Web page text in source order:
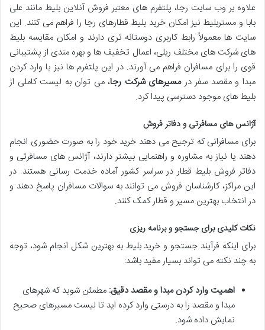
علاوه بر وب سایت رجا، پلتفرم های معتبر فروش آنلاین بلیط مانند علی
بابا و مستربلیط نیز امکان خرید بلیط قطارهای رجا را فراهم می کنند. این
سایت ها معمولاً رابط کاربری دوستانه تری دارند و امکان مقایسه بلیط
های شرکت های مختلف ریلی، اعمال تخفیف ها و بهره مندی از پشتیبانی
قوی را برای مسافران فراهم می آورند. در این پلتفرم ها نیز با وارد کردن
مبدا و مقصد سفر درمسیرهای شرکت رجا، می توان به لیست کاملی از
بلیط های موجود دسترسی پیدا کرد.
آژانس های مسافرتی و دفاتر فروش
برای مسافرانی که ترجیح می دهند خرید خود را به صورت حضوری انجام
دهند یا نیاز به مشاوره و راهنمایی بیشتر دارند، آژانس های مسافرتی و
دفاتر فروش بلیط قطار در سراسر کشور آماده خدمت رسانی هستند. در
این مراکز، کارشناسان فروش می توانند به سوالات مسافران پاسخ دهند و
در انتخاب بهترین مسیر و قطار کمک کنند.
نکات کلیدی برای جستجو و برنامه ریزی
برای اینکه فرآیند جستجو و خرید بلیط به بهترین شکل انجام شود، توجه
به چند نکته می تواند بسیار مفید باشد:
اهمیت وارد کردن مبدا و مقصد دقیق: مطمئن شوید که شهرهای
مبدا و مقصد را به درستی وارد کرده اید تا لیست مسیرهای صحیح
نمایش داده شود.